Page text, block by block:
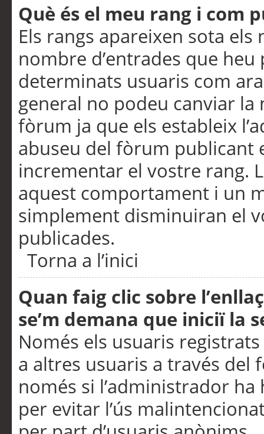
Què és el meu rang i com
Els rangs apareixen sota
nombre d’entrades que
determinats usuaris com
general no podeu canviar
fòrum ja que els estableix
abuseu del fòrum publicant
incrementar el vostre rang.
aquest comportament i un
simplement disminuiran el
publicades.
Torna a l’inici
Quan faig clic sobre
se’m demana que iniciï la
Només els usuaris
a altres usuaris a través
només si l’administrador
per evitar l’ús